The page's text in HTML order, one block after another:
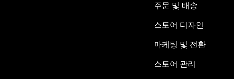
주문 및 배송
스토어 디자인
마케팅 및 전환
스토어 관리